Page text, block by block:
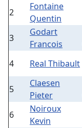
2
Fontaine
Quentin
3
Godart
Francois
4 Real Thibault
5
Claesen
Pieter
6
Noiroux
Kevin